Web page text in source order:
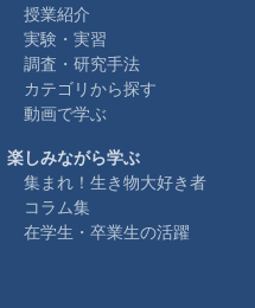
授業紹介
実験・実習
調査・研究手法
カテゴリから探す
動画で学ぶ
楽しみながら学ぶ
集まれ！生き物大好き者
コラム集
在学生・卒業生の活躍